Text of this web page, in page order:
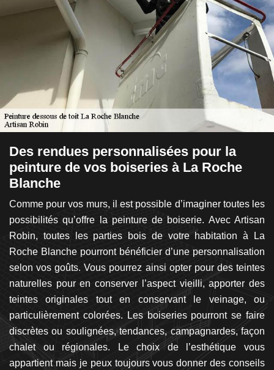
Des rendues personnalisées pour la
peinture de vos boiseries à La Roche
Blanche
Comme pour vos murs, il est possible d’imaginer toutes les
possibilités qu’offre la peinture de boiserie. Avec Artisan
Robin, toutes les parties bois de votre habitation à La
Roche Blanche pourront bénéficier d’une personnalisation
selon vos goûts. Vous pourrez ainsi opter pour des teintes
naturelles pour en conserver l’aspect vieilli, apporter des
teintes originales tout en conservant le veinage, ou
particulièrement colorées. Les boiseries pourront se faire
discrètes ou soulignées, tendances, campagnardes, façon
chalet ou régionales. Le choix de l’esthétique vous
appartient mais je peux toujours vous donner des conseils